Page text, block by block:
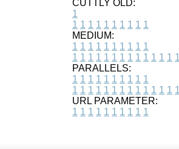
CUTTLY OLD:
1
1 1 1 1 1 1 1 1 1 1
MEDIUM:
1 1 1 1 1 1 1 1 1 1
1 1 1 1 1 1 1 1 1 1 1 1 1 1
PARALLELS:
1 1 1 1 1 1 1 1 1 1
1 1 1 1 1 1 1 1 1 1 1 1 1 1
URL PARAMETER:
1 1 1 1 1 1 1 1 1 1